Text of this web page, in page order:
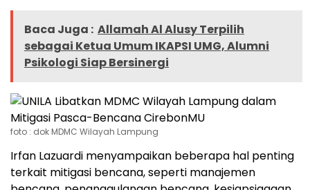
Baca Juga : Allamah Al Alusy Terpilih
sebagai Ketua Umum IKAPSI UMG, Alumni
Psikologi Siap Bersinergi
foto : dok MDMC Wilayah Lampung
Irfan Lazuardi menyampaikan beberapa hal penting
terkait mitigasi bencana, seperti manajemen